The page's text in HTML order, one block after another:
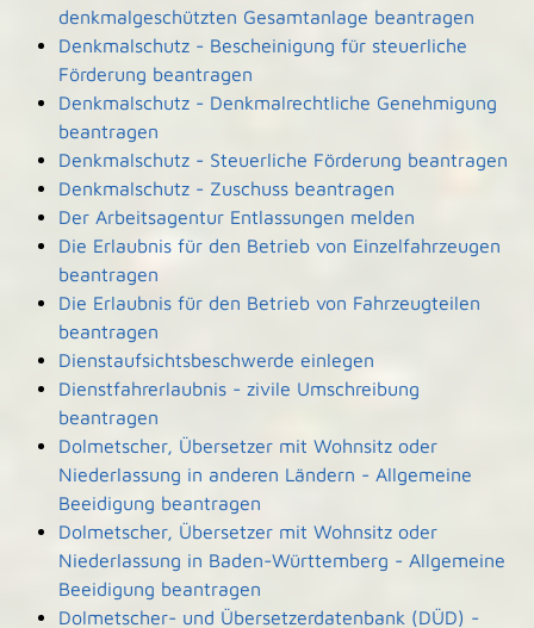
denkmalgeschützten Gesamtanlage beantragen
Denkmalschutz - Bescheinigung für steuerliche
Förderung beantragen
Denkmalschutz - Denkmalrechtliche Genehmigung
beantragen
Denkmalschutz - Steuerliche Förderung beantragen
Denkmalschutz - Zuschuss beantragen
Der Arbeitsagentur Entlassungen melden
Die Erlaubnis für den Betrieb von Einzelfahrzeugen
beantragen
Die Erlaubnis für den Betrieb von Fahrzeugteilen
beantragen
Dienstaufsichtsbeschwerde einlegen
Dienstfahrerlaubnis - zivile Umschreibung
beantragen
Dolmetscher, Übersetzer mit Wohnsitz oder
Niederlassung in anderen Ländern - Allgemeine
Beeidigung beantragen
Dolmetscher, Übersetzer mit Wohnsitz oder
Niederlassung in Baden-Württemberg - Allgemeine
Beeidigung beantragen
Dolmetscher- und Übersetzerdatenbank (DÜD) -